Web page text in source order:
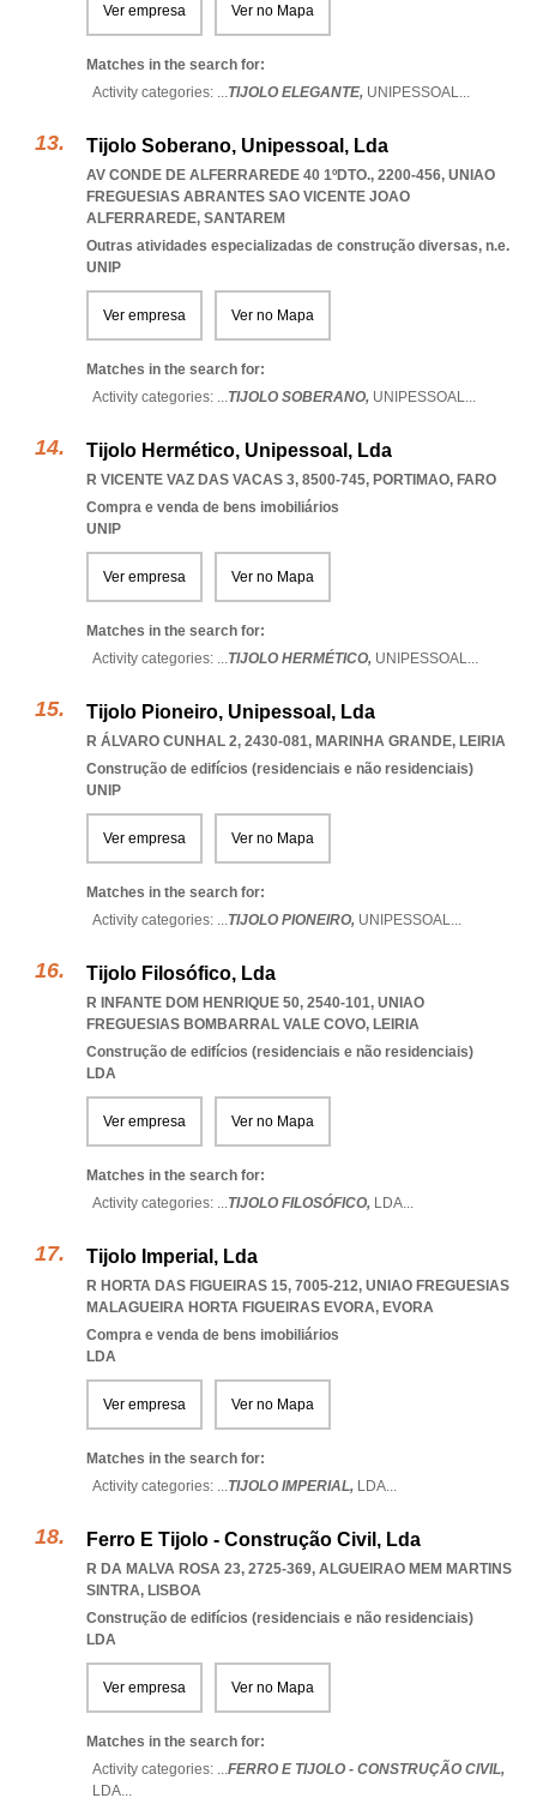
Ver empresa Ver no Mapa
Matches in the search for:
Activity categories: ...TIJOLO ELEGANTE, UNIPESSOAL...
Tijolo Soberano, Unipessoal, Lda
AV CONDE DE ALFERRAREDE 40 1ºDTO., 2200-456, UNIAO
FREGUESIAS ABRANTES SAO VICENTE JOAO
ALFERRAREDE, SANTAREM
Outras atividades especializadas de construção diversas, n.e.
UNIP
Ver empresa Ver no Mapa
Matches in the search for:
Activity categories: ...TIJOLO SOBERANO, UNIPESSOAL...
Tijolo Hermético, Unipessoal, Lda
R VICENTE VAZ DAS VACAS 3, 8500-745, PORTIMAO, FARO
Compra e venda de bens imobiliários
UNIP
Ver empresa Ver no Mapa
Matches in the search for:
Activity categories: ...TIJOLO HERMÉTICO, UNIPESSOAL...
Tijolo Pioneiro, Unipessoal, Lda
R ÁLVARO CUNHAL 2, 2430-081, MARINHA GRANDE, LEIRIA
Construção de edifícios (residenciais e não residenciais)
UNIP
Ver empresa Ver no Mapa
Matches in the search for:
Activity categories: ...TIJOLO PIONEIRO, UNIPESSOAL...
Tijolo Filosófico, Lda
R INFANTE DOM HENRIQUE 50, 2540-101, UNIAO
FREGUESIAS BOMBARRAL VALE COVO, LEIRIA
Construção de edifícios (residenciais e não residenciais)
LDA
Ver empresa Ver no Mapa
Matches in the search for:
Activity categories: ...TIJOLO FILOSÓFICO, LDA...
Tijolo Imperial, Lda
R HORTA DAS FIGUEIRAS 15, 7005-212, UNIAO FREGUESIAS
MALAGUEIRA HORTA FIGUEIRAS EVORA, EVORA
Compra e venda de bens imobiliários
LDA
Ver empresa Ver no Mapa
Matches in the search for:
Activity categories: ...TIJOLO IMPERIAL, LDA...
Ferro E Tijolo - Construção Civil, Lda
R DA MALVA ROSA 23, 2725-369, ALGUEIRAO MEM MARTINS
SINTRA, LISBOA
Construção de edifícios (residenciais e não residenciais)
LDA
Ver empresa Ver no Mapa
Matches in the search for:
Activity categories: ...FERRO E TIJOLO - CONSTRUÇÃO CIVIL,
LDA...